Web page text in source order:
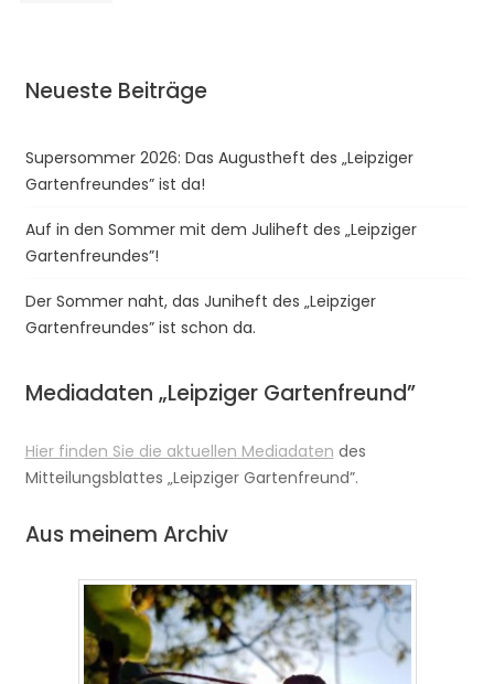
Neueste Beiträge
Supersommer 2026: Das Augustheft des „Leipziger
Gartenfreundes” ist da!
Auf in den Sommer mit dem Juliheft des „Leipziger
Gartenfreundes”!
Der Sommer naht, das Juniheft des „Leipziger
Gartenfreundes” ist schon da.
Mediadaten „Leipziger Gartenfreund”
Hier finden Sie die aktuellen Mediadaten des
Mitteilungsblattes „Leipziger Gartenfreund”.
Aus meinem Archiv